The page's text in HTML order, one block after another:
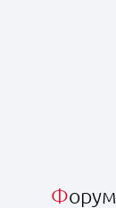
Форум